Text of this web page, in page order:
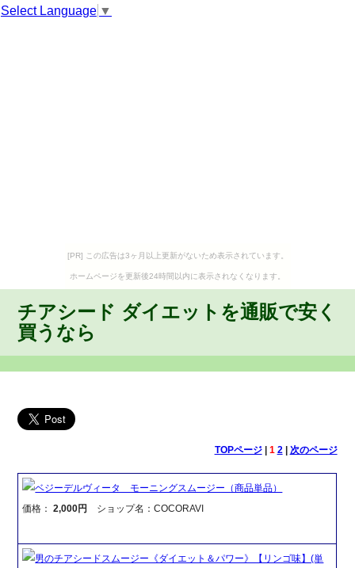
Select Language ▼
[PR] この広告は3ヶ月以上更新がないため表示されています。
ホームページを更新後24時間以内に表示されなくなります。
チアシード ダイエットを通販で安く
買うなら
TOPページ| 1 2| 次のページ
ベジーデルヴィータ モーニングスムージー（商品単品）
価格：2,000円 ショップ名：COCORAVI
男のチアシードスムージー《ダイエット＆パワー》【リンゴ味】(単